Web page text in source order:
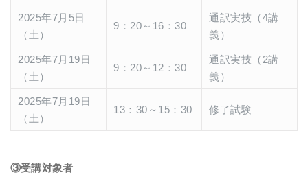
2025年7月5日
（土）
9：20～16：30
通訳実技（4講
義）
2025年7月19日
（土）
9：20～12：30
通訳実技（2講
義）
2025年7月19日
（土）
13：30～15：30 修了試験
③受講対象者